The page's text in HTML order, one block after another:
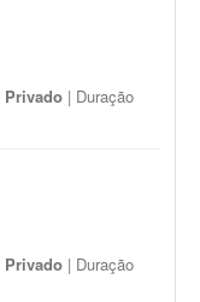
Privado | Duração
Privado | Duração